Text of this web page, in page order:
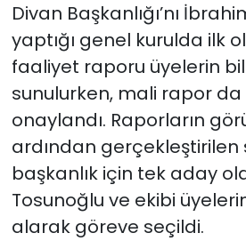
Divan Başkanlığı’nı
yaptığı genel kurulda ilk
faaliyet raporu üyelerin
sunulurken, mali rapor da
onaylandı. Raporların
ardından
başkanlık için tek aday
Tosunoğlu ve ekibi
alarak göreve seçildi.
SAĞLIK
Spor
Teknoloji
TÜRKiYE
Video Galeri